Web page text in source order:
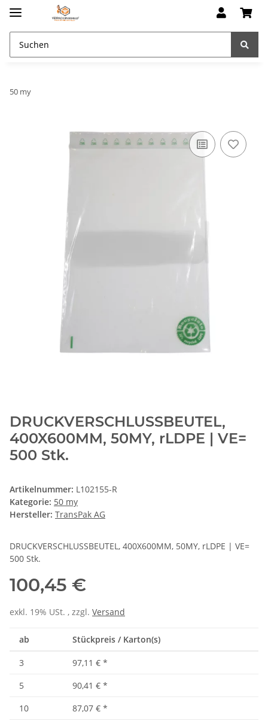
50 my
DRUCKVERSCHLUSSBEUTEL,
400X600MM, 50MY, rLDPE | VE=
500 Stk.
Artikelnummer: L102155-R
Kategorie: 50 my
Hersteller: TransPak AG
DRUCKVERSCHLUSSBEUTEL, 400X600MM, 50MY, rLDPE | VE=
500 Stk.
100,45 €
exkl. 19% USt. , zzgl. Versand
ab Stückpreis / Karton(s)
3 97,11 € *
5
90,41 € *
10
87,07 € *